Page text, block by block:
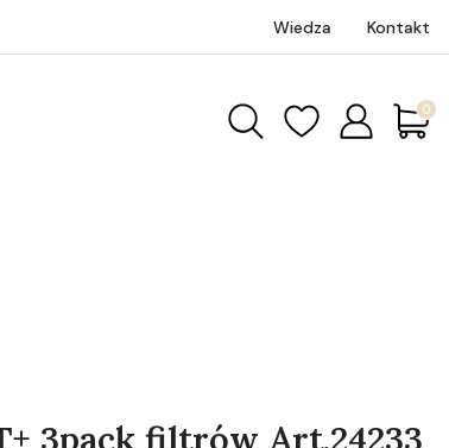
Wiedza Kontakt
3pack filtrów Art.24233